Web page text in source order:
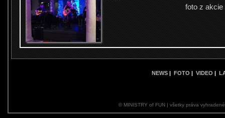
foto z akcie
NEWS | FOTO | VIDEO |
© MINISTRY of FUN | všetky práva